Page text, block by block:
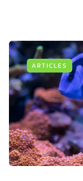
ARTICLES